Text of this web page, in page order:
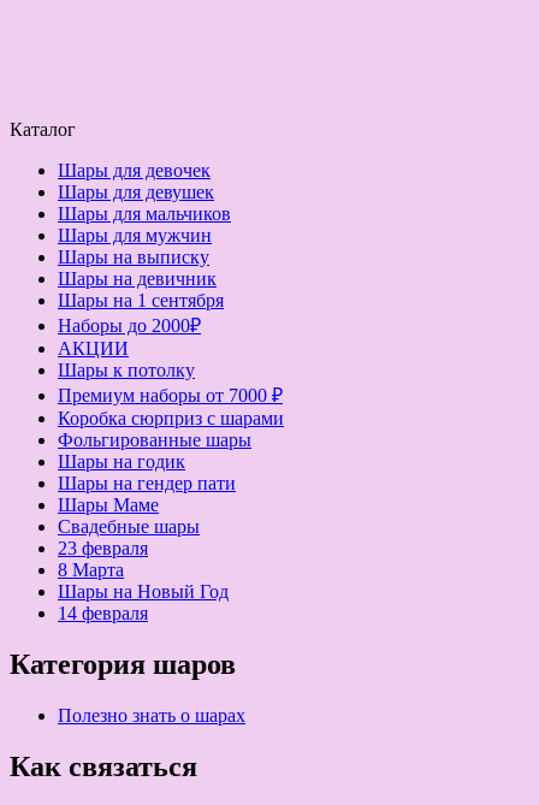
Каталог
Шары для девочек
Шары для девушек
Шары для мальчиков
Шары для мужчин
Шары на выписку
Шары на девичник
Шары на 1 сентября
Наборы до 2000₽
АКЦИИ
Шары к потолку
Премиум наборы от 7000 ₽
Коробка сюрприз с шарами
Фольгированные шары
Шары на годик
Шары на гендер пати
Шары Маме
Свадебные шары
23 февраля
8 Марта
Шары на Новый Год
14 февраля
Категория шаров
Полезно знать о шарах
Как связаться